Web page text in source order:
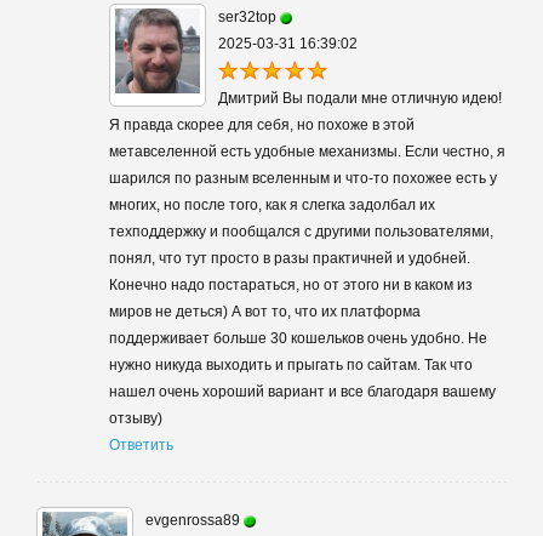
ser32top
2025-03-31 16:39:02
Дмитрий Вы подали мне отличную идею!
Я правда скорее для себя, но похоже в этой
метавселенной есть удобные механизмы. Если честно, я
шарился по разным вселенным и что-то похожее есть у
многих, но после того, как я слегка задолбал их
техподдержку и пообщался с другими пользователями,
понял, что тут просто в разы практичней и удобней.
Конечно надо постараться, но от этого ни в каком из
миров не деться) А вот то, что их платформа
поддерживает больше 30 кошельков очень удобно. Не
нужно никуда выходить и прыгать по сайтам. Так что
нашел очень хороший вариант и все благодаря вашему
отзыву)
Ответить
evgenrossa89